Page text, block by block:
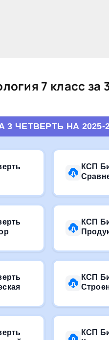
7 класс за
ЧЕТВЕРТЬ НА
КСП
КСП
КСП
КСП